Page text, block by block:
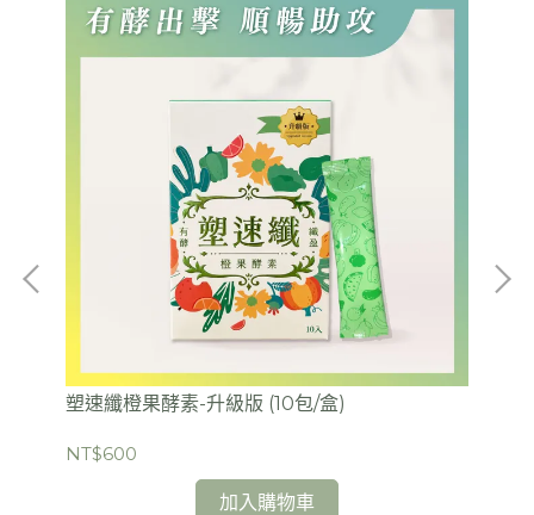
塑速纖橙果酵素-升級版 (10包/盒)
NT$600
加入購物車